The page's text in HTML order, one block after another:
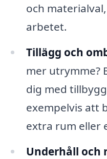
och
arbetet.
Tillägg och
mer utrymme?
dig med
exempelvis att
extra rum eller
Underhåll och